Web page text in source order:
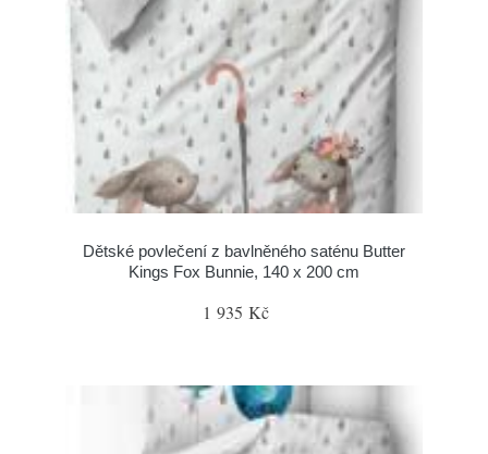
Dětské povlečení z bavlněného saténu Butter
Kings Fox Bunnie, 140 x 200 cm
1 935 Kč